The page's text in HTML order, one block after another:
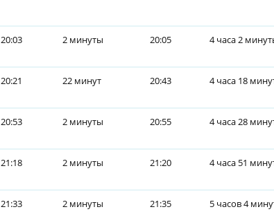
20:03 2 минуты 20:05 4 часа 2
20:21 22 минут 20:43 4 часа 18
20:53 2 минуты 20:55 4 часа 28
21:18 2 минуты 21:20 4 часа 51
21:33 2 минуты 21:35 5 часов 4